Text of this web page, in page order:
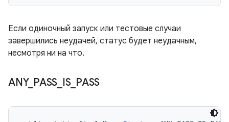
Если одиночный запуск или тестовые случаи
завершились неудачей, статус будет неудачным,
несмотря ни на что.
ANY_ PASS IS_ PASS